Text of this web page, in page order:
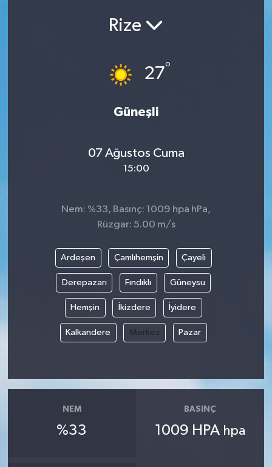
Rize
27°
Güneşli
07 Ağustos Cuma
15:00
Nem: %33, Basınç: 1009 hpa hPa,
Rüzgar: 5.00 m/s
Ardeşen Çamlıhemşin Çayeli
Derepazarı Fındıklı Güneysu
Hemşin İkizdere İyidere
Kalkandere Merkez Pazar
NEM
%33
BASINÇ
1009 HPA hpa
Finans
Gayrimenkul
GENEL
GÜNDEM
İNSAN